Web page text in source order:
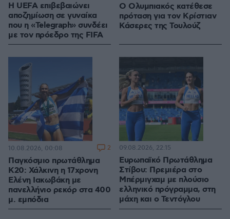
Η UEFA επιβεβαιώνει
αποζημίωση σε γυναίκα
που η «Telegraph» συνδέει
με τον πρόεδρο της FIFA
O Ολυμπιακός κατέθεσε
πρόταση για τον Κρίστιαν
Κάσερες της Τουλούζ
Παγκόσμιο πρωτάθλημα
Κ20: Χάλκινη η 17χρονη
Ελένη Ιακωβάκη με
πανελλήνιο ρεκόρ στα 400
μ. εμπόδια
10.08.2026, 00:08 2
Ευρωπαϊκό Πρωτάθλημα
Στίβου: Πρεμιέρα στο
Μπέρμιγχαμ με πλούσιο
ελληνικό πρόγραμμα, στη
μάχη και ο Τεντόγλου
09.08.2026, 22:15